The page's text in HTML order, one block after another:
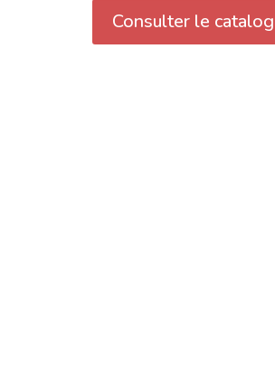
Consulter le